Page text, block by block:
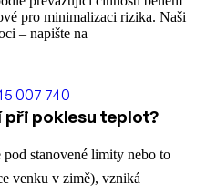
pro minimalizaci rizika. Naši
– napište na
007 740
poklesu teplot?
stanovené limity nebo to
venku v zimě), vzniká